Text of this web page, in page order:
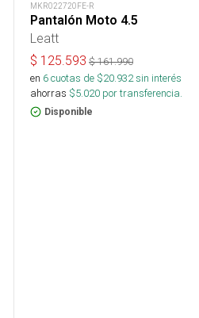
MKR022720FE-R
Pantalón Moto 4.5
Leatt
$ 125.593 $161.990
en 6cuotas de $20.932sin interés
ahorras $5.020 por transferencia.
Disponible